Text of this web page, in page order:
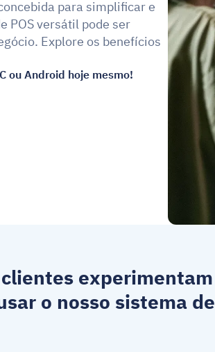
para simplificar e
POS versátil pode ser
Explore os benefícios
ou Android hoje mesmo!
o nosso sistema